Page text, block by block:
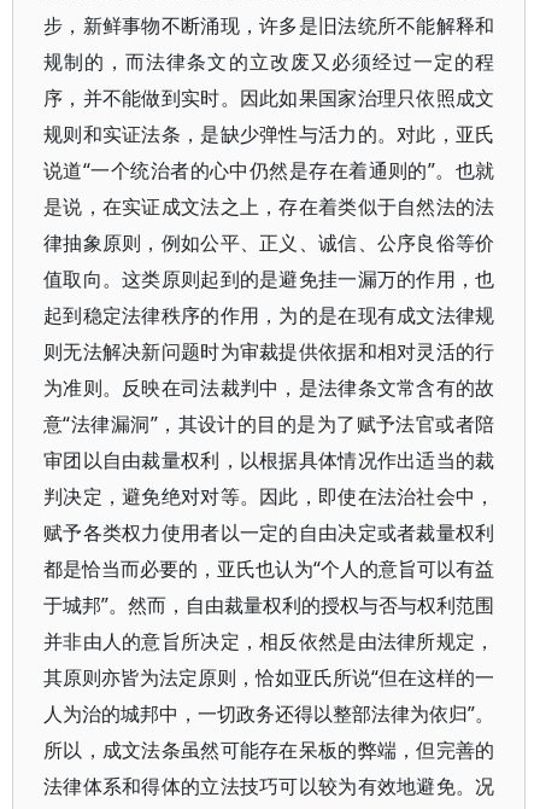
步，新鲜事物不断涌现，许多是旧法统所不能解释和
规制的，而法律条文的立改废又必须经过一定的程
序，并不能做到实时。因此如果国家治理只依照成文
规则和实证法条，是缺少弹性与活力的。对此，亚氏
说道“一个统治者的心中仍然是存在着通则的”。也就
是说，在实证成文法之上，存在着类似于自然法的法
律抽象原则，例如公平、正义、诚信、公序良俗等价
值取向。这类原则起到的是避免挂一漏万的作用，也
起到稳定法律秩序的作用，为的是在现有成文法律规
则无法解决新问题时为审裁提供依据和相对灵活的行
为准则。反映在司法裁判中，是法律条文常含有的故
意“法律漏洞”，其设计的目的是为了赋予法官或者陪
审团以自由裁量权利，以根据具体情况作出适当的裁
判决定，避免绝对对等。因此，即使在法治社会中，
赋予各类权力使用者以一定的自由决定或者裁量权利
都是恰当而必要的，亚氏也认为“个人的意旨可以有益
于城邦”。然而，自由裁量权利的授权与否与权利范围
并非由人的意旨所决定，相反依然是由法律所规定，
其原则亦皆为法定原则，恰如亚氏所说“但在这样的一
人为治的城邦中，一切政务还得以整部法律为依归”。
所以，成文法条虽然可能存在呆板的弊端，但完善的
法律体系和得体的立法技巧可以较为有效地避免。况